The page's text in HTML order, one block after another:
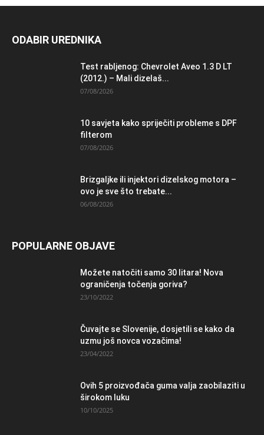
ODABIR UREDNIKA
Test rabljenog: Chevrolet Aveo 1.3 D LT
(2012.) – Mali dizelaš...
07/08/2026
10 savjeta kako spriječiti probleme s DPF
filterom
07/08/2026
Brizgaljke ili injektori dizelskog motora –
ovo je sve što trebate...
06/08/2026
POPULARNE OBJAVE
Možete natočiti samo 30 litara! Nova
ograničenja točenja goriva?
23/10/2022
Čuvajte se Slovenije, dosjetili se kako da
uzmu još novca vozačima!
23/04/2022
Ovih 5 proizvođača guma valja zaobilaziti u
širokom luku
10/10/2025